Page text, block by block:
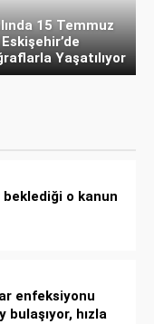
15 Temmuz
Yaşatılıyor
beklediği o kanun
enfeksiyonu
bulaşıyor, hızla